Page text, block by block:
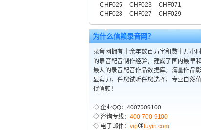
CHF025
CHF023
CHF071
CHF028
CHF027 CHF029
为什么信赖录音网？
录音网拥有十余年数百万字和数十万小时
的录音配音制作经验，建成了国内最早和
最大的录音配音作品数据库。海量作品彰
显实力，任您试听任您选择，专业自然值
得信赖！
◇ 企业QQ：4007009100
◇ 咨询专线： 400-700-9100
◇ 电子邮件： vip
luyin.com